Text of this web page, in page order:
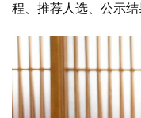
程、推荐人选、公示结